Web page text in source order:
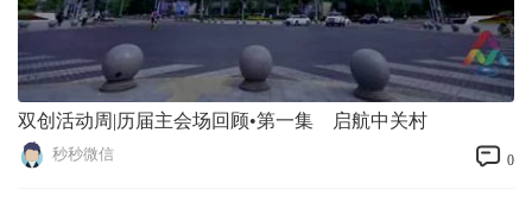
双创活动周|历届主会场回顾•第一集 启航中关村
秒秒微信 0